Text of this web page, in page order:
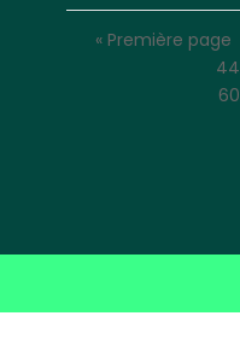
« Première page
44
60